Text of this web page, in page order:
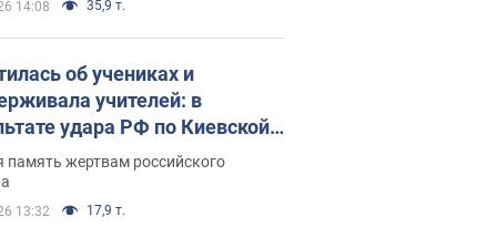
14:08 35,9 т.
об учениках и
учителей: в
удара РФ по Киевской
погибли директор
лицея, её муж и внук
память жертвам российского
13:32 17,9 т.